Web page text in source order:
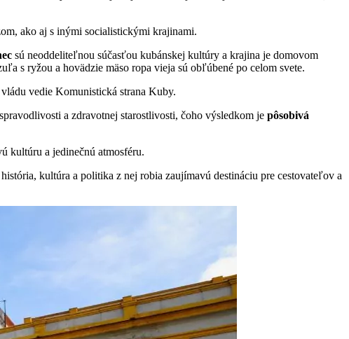
ako aj s inými socialistickými krajinami.
sú neoddeliteľnou súčasťou kubánskej kultúry a krajina je domovom
s ryžou a hovädzie mäso ropa vieja sú obľúbené po celom svete.
vedie Komunistická strana Kuby.
a zdravotnej starostlivosti, čoho výsledkom je pôsobivá
kultúru a jedinečnú atmosféru.
kultúra a politika z nej robia zaujímavú destináciu pre cestovateľov a